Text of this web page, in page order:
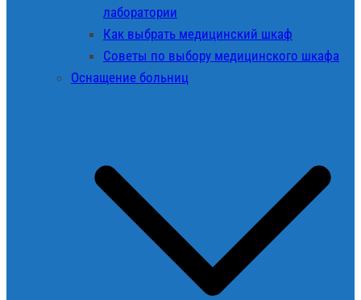
лаборатории
Как выбрать медицинский шкаф
Советы по выбору медицинского шкафа
Оснащение больниц